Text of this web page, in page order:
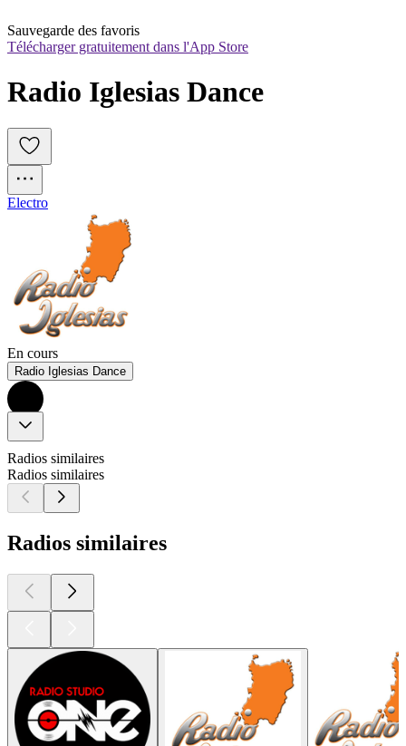
Sauvegarde des favoris
Télécharger gratuitement dans l'App Store
Radio Iglesias Dance
Electro
En cours
Radio Iglesias Dance
Radios similaires
Radios similaires
Radios similaires